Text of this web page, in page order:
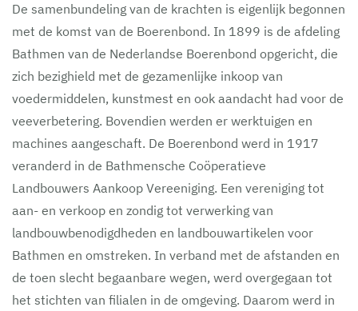
De samenbundeling van de krachten is eigenlijk begonnen
met de komst van de Boerenbond. In 1899 is de afdeling
Bathmen van de Nederlandse Boerenbond opgericht, die
zich bezighield met de gezamenlijke inkoop van
voedermiddelen, kunstmest en ook aandacht had voor de
veeverbetering. Bovendien werden er werktuigen en
machines aangeschaft. De Boerenbond werd in 1917
veranderd in de Bathmensche Coöperatieve
Landbouwers Aankoop Vereeniging. Een vereniging tot
aan- en verkoop en zondig tot verwerking van
landbouwbenodigdheden en landbouwartikelen voor
Bathmen en omstreken. In verband met de afstanden en
de toen slecht begaanbare wegen, werd overgegaan tot
het stichten van filialen in de omgeving. Daarom werd in